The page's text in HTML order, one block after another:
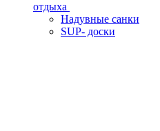
отдыха
Надувные санки
SUP- доски